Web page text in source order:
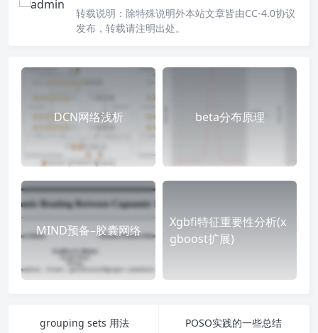
转载说明： 除特殊说明外本站文章皆由CC-4.0协议
发布，转载请注明出处。
DCN网络浅析 beta分布原理
MIND预备–胶囊网络
Xgbfi特征重要性分析(x
gboost扩展)
grouping sets 用法
POSO实践的一些总结